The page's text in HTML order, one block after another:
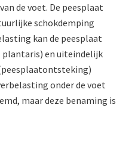
de voet. De peesplaat
schokdemping
kan de peesplaat
plantaris) en uiteindelijk
onder de voet
maar deze benaming is